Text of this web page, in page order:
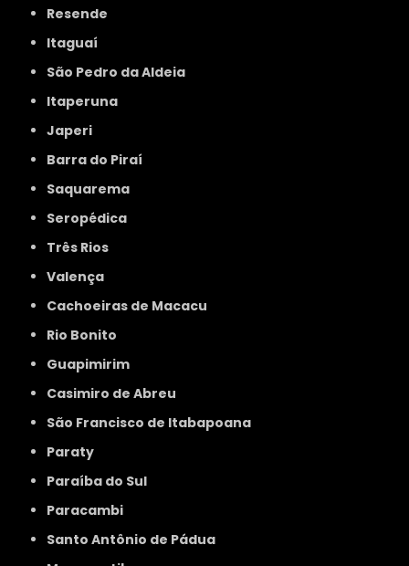
Resende
Itaguaí
São Pedro da Aldeia
Itaperuna
Japeri
Barra do Piraí
Saquarema
Seropédica
Três Rios
Valença
Cachoeiras de Macacu
Rio Bonito
Guapimirim
Casimiro de Abreu
São Francisco de Itabapoana
Paraty
Paraíba do Sul
Paracambi
Santo Antônio de Pádua